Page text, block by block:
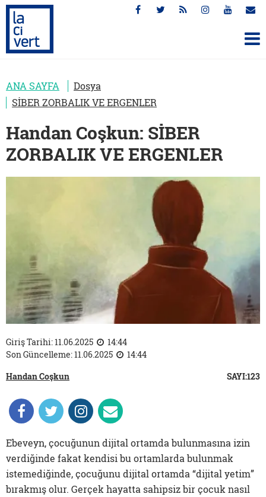
ANA SAYFA
Dosya
SİBER ZORBALIK VE ERGENLER
Handan Coşkun: SİBER
ZORBALIK VE ERGENLER
Giriş Tarihi: 11.06.2025
14:44
Son Güncelleme: 11.06.2025
14:44
Handan Coşkun
SAYI:123
Ebeveyn, çocuğunun dijital ortamda bulunmasına izin
verdiğinde fakat kendisi bu ortamlarda bulunmak
istemediğinde, çocuğunu dijital ortamda “dijital yetim”
bırakmış olur. Gerçek hayatta sahipsiz bir çocuk nasıl